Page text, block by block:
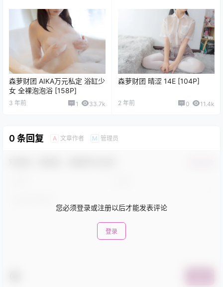
森萝财团 AIKA万元私定 浴缸少
女 全裸泡泡浴 [158P]
3 年前 1 33.7k
森萝财团 晴涩 14E [104P]
2 年前 0 11.4k
0 条回复 A 文章作者 M 管理员
您必须登录或注册以后才能发表评论
登录